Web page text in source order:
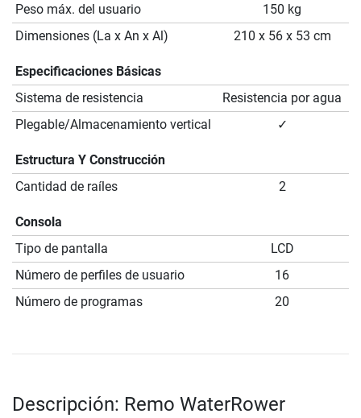
Peso máx. del usuario
150 kg
Dimensiones (La x An x Al)
210 x 56 x 53 cm
Especificaciones Básicas
Sistema de resistencia
Resistencia por agua
Plegable/Almacenamiento vertical
✓
Estructura Y Construcción
Cantidad de raíles
2
Consola
Tipo de pantalla
LCD
Número de perfiles de usuario
16
Número de programas
20
Descripción: Remo WaterRower